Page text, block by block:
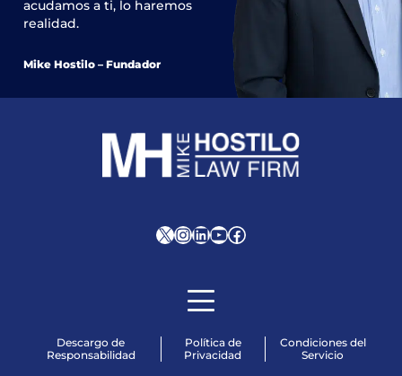
acudamos a ti, lo haremos
realidad.
Mike Hostilo – Fundador
XInstagram
LinkedIn
YouTube
Facebook
Descargo de
Responsabilidad
Política de
Privacidad
Condiciones del
Servicio